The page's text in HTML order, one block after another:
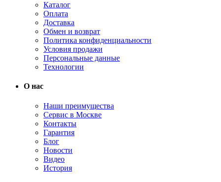
Каталог
Оплата
Доставка
Обмен и возврат
Политика конфиденциальности
Условия продажи
Персональные данные
Технологии
О нас
Наши преимущества
Сервис в Москве
Контакты
Гарантия
Блог
Новости
Видео
История